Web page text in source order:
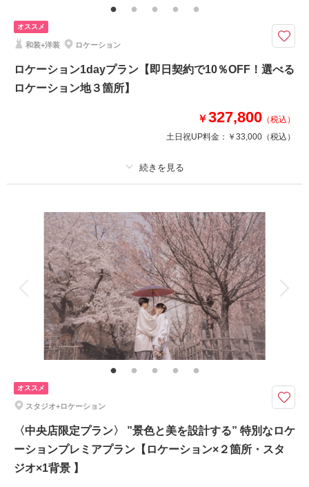
選べる14大特典&『CLESTA(A6サイズ)』プレゼント中！花嫁が憧れるブラ
ンドドレスが追加料金なしで着れるスペシャルプラン！
ISAMUMORITAやKIYOKO HATAなど、花嫁の憧れるドレスが追加料金なし
で着られる！
オススメ
和装+洋装 ロケーション
ロケーション1dayプラン【即日契約で10％OFF！選べる
ロケーション地３箇所】
￥327,800 （税込）
土日祝UP料金： ￥33,000 （税込）
撮影料 新婦衣装2着 新郎衣装2着
着付け ヘアメイク 小物一式
アルバム データ 300 カット 台紙付写真
衣装追加 会食 挙式
家族と撮影 家族用衣装レンタル ペットと撮影
その他含むもの
移動費・アテンド・アートブーケレンタル・Yシャツレンタル・シューズレ
ンタル・クリーニング
『CLESTA(A6サイズ)』プレゼント中！札幌近郊のロケーション地をぐるっ
と撮影できる豪華プランがついに登場！
・和洋装自由に選べる衣装各2着
・全カットデータ
・ロケーション撮影（近郊スポットから２箇所・中距離スポットから１箇所
オススメ
スタジオ+ロケーション
〈中央店限定プラン〉 ”景色と美を設計する” 特別なロケ
ーションプレミアプラン【ロケーション×２箇所・スタ
ジオ×1背景 】